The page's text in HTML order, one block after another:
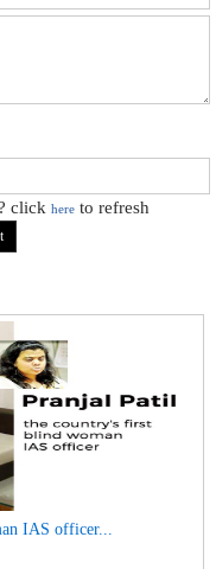
clickhere to refresh
IAS officer...